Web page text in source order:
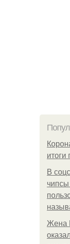
итоги
В
Жена